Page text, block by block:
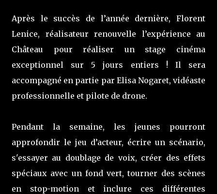
Après le succès de l’année dernière, Florent
Lenice, réalisateur renouvelle l’expérience au
Château pour réaliser un stage cinéma
exceptionnel sur 5 jours entiers ! Il sera
accompagné en partie par Elisa Nogaret, vidéaste
professionnelle et pilote de drone.
Pendant la semaine, les jeunes pourront
approfondir le jeu d’acteur, écrire un scénario,
s'essayer au doublage de voix, créer des effets
spéciaux avec un fond vert, tourner des scènes
en stop-motion et inclure ces différentes